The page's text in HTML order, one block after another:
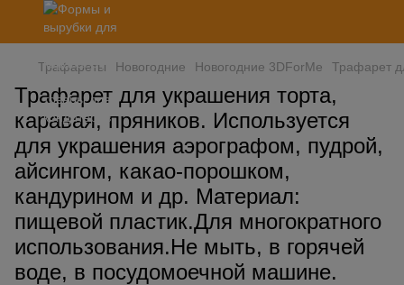
Трафареты Новогодние Новогодние 3DForMe Трафарет
Трафарет для украшения торта,
каравая, пряников. Используется
для украшения аэрографом, пудрой,
айсингом, какао-порошком,
кандурином и др. Материал:
пищевой пластик.Для многократного
использования.Не мыть, в горячей
воде, в посудомоечной машине.